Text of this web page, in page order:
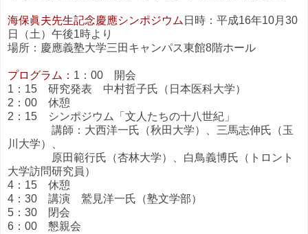
海保眞夫先生記念慶應シンポジウム 日時：平成16年10月30
日（土）午後1時より
場所：慶應義塾大学三田キャンパス東館8階ホール
プログラム： 1：00 開会
1：15 研究発表 中村哲子氏（日本医科大学）
2：00 休憩
2：15 シンポジウム「文人たちの十八世紀」
講師：大西洋一氏（秋田大学）、三馬志伸氏（玉
川大学）、
原田範行氏（杏林大学）、白鳥義博氏（トロント
大学訪問研究員）
4：15 休憩
4：30 講演 鷲見洋一氏（塾文学部）
5：30 閉会
6：00 懇親会